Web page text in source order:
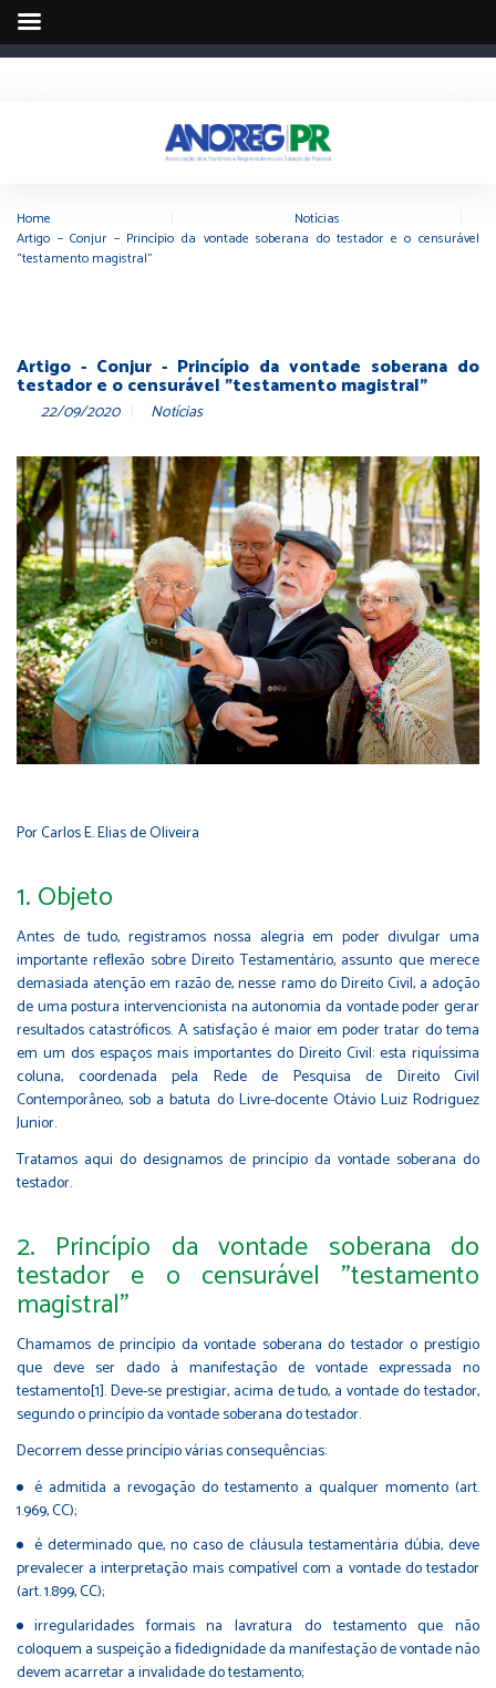
Home Notícias
Artigo – Conjur – Princípio da vontade soberana do testador e o censurável
“testamento magistral”
Artigo - Conjur - Princípio da vontade soberana do
testador e o censurável "testamento magistral"
22/09/2020 Notícias
Por Carlos E. Elias de Oliveira
1. Objeto
Antes de tudo, registramos nossa alegria em poder divulgar uma
importante reﬂexão sobre Direito Testamentário, assunto que merece
demasiada atenção em razão de, nesse ramo do Direito Civil, a adoção
de uma postura intervencionista na autonomia da vontade poder gerar
resultados catastróﬁcos. A satisfação é maior em poder tratar do tema
em um dos espaços mais importantes do Direito Civil: esta riquíssima
coluna, coordenada pela Rede de Pesquisa de Direito Civil
Contemporâneo, sob a batuta do Livre-docente Otávio Luiz Rodriguez
Junior.
Tratamos aqui do designamos de princípio da vontade soberana do
testador.
2. Princípio da vontade soberana do
testador e o censurável "testamento
magistral"
Chamamos de princípio da vontade soberana do testador o prestígio
que deve ser dado à manifestação de vontade expressada no
testamento[1]. Deve-se prestigiar, acima de tudo, a vontade do testador,
segundo o princípio da vontade soberana do testador.
Decorrem desse princípio várias consequências:
é admitida a revogação do testamento a qualquer momento (art.
1.969, CC);
é determinado que, no caso de cláusula testamentária dúbia, deve
prevalecer a interpretação mais compatível com a vontade do testador
(art. 1.899, CC);
irregularidades formais na lavratura do testamento que não
coloquem a suspeição a ﬁdedignidade da manifestação de vontade não
devem acarretar a invalidade do testamento;